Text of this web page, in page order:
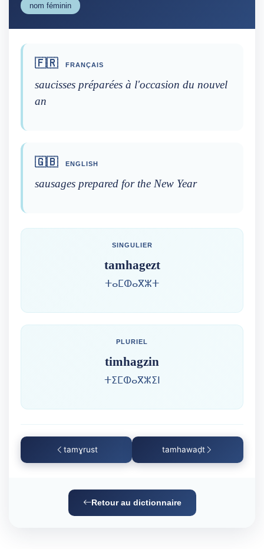
nom féminin
🇫🇷 FRANÇAIS
saucisses préparées à l'occasion du nouvel
an
🇬🇧 ENGLISH
sausages prepared for the New Year
SINGULIER
tamhagezt
ⵜⴰⵎⵀⴰⴳⵣⵜ
PLURIEL
timhagzin
ⵜⵉⵎⵀⴰⴳⵣⵉⵏ
tamɣrust tamhawaḍt
Retour au dictionnaire